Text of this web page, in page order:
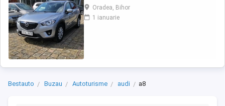
,închidere centralizata,pilot
automat,servo,proiectoare de ceata,comenzi
volan,senzori parcare fata și spate,geamuri
Oradea, Bihor
1 ianuarie
Bestauto Buzau Autoturisme audi a8